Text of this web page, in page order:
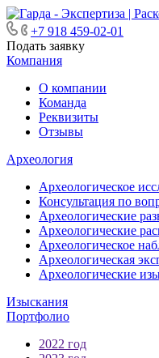
+7 918 459-02-01
Подать заявку
Компания
О компании
Команда
Реквизиты
Отзывы
Археология
Археологическое
Консультация по
Археологические
Археологические
Археологическое
Археологическая
Археологические
Изыскания
Портфолио
2022 год